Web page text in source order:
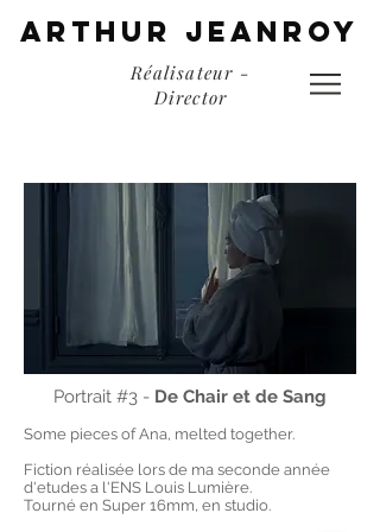
ARTHUR JEANROy
Réalisateur -
Director
Portrait #3 - De Chair et de Sang
Some pieces of Ana, melted together.
Fiction réalisée lors de ma seconde année
d'etudes a l'ENS Louis Lumière.
Tourné en Super 16mm, en studio.